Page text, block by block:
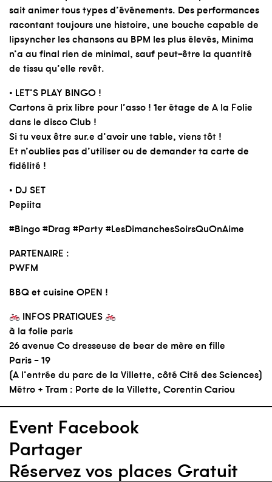
sait animer tous types d’événements. Des performances
racontant toujours une histoire, une bouche capable de
lipsyncher les chansons au BPM les plus élevés, Minima
n’a au final rien de minimal, sauf peut-être la quantité
de tissu qu’elle revêt.
• LET’S PLAY BINGO !
Cartons à prix libre pour l’asso ! 1er étage de A la Folie
dans le disco Club !
Si tu veux être sur.e d’avoir une table, viens tôt !
Et n’oublies pas d’utiliser ou de demander ta carte de
fidélité !
• DJ SET
Pepiita
#Bingo #Drag #Party #LesDimanchesSoirsQuOnAime
PARTENAIRE :
PWFM
BBQ et cuisine OPEN !
INFOS PRATIQUES
à la folie paris
26 avenue Co dresseuse de bear de mère en fille
Paris – 19
(A l’entrée du parc de la Villette, côté Cité des Sciences)
Métro + Tram : Porte de la Villette, Corentin Cariou
Event Facebook
Partager
Réservez vos places Gratuit